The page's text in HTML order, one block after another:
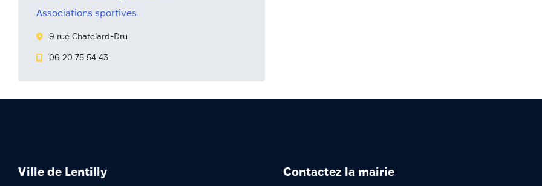
Associations sportives
9 rue Chatelard-Dru
06 20 75 54 43
Ville de Lentilly Contactez la mairie